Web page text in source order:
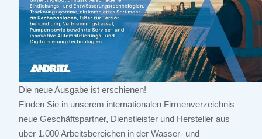
Die neue Ausgabe ist erschienen!
Finden Sie in unserem internationalen Firmenverzeichnis
neue Geschäftspartner, Dienstleister und Hersteller aus
über 1.000 Arbeitsbereichen in der Wasser- und